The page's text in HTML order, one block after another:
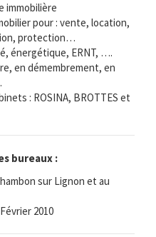
immobilière
pour : vente, location,
protection…
énergétique, ERNT, ….
en démembrement, en
: ROSINA, BROTTES et
bureaux :
sur Lignon et au
2010